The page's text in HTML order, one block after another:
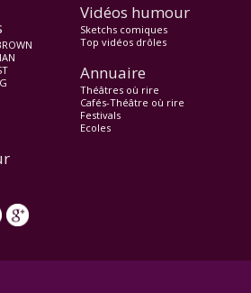
Vidéos humour
Sketchs comiques
Top vidéos drôles
Annuaire
Théâtres où rire
Cafés-Théâtre où rire
Festivals
Ecoles